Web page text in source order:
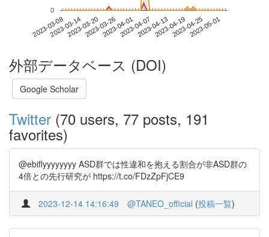
2023-03-082023-03-142023-03-202023-03-262023-04-012023-04-072023-04-132023-04-192023-04-252023-05-01
0
外部データベース (DOI)
Google Scholar
Twitter (70 users, 77 posts, 191
favorites)
@ebiflyyyyyyyy ASD群では性違和を抱える割合が非ASD群の
4倍との先行研究が https://t.co/FDzZpFjCE9
2023-12-14 14:16:49 @TANEO_official (投稿一覧)